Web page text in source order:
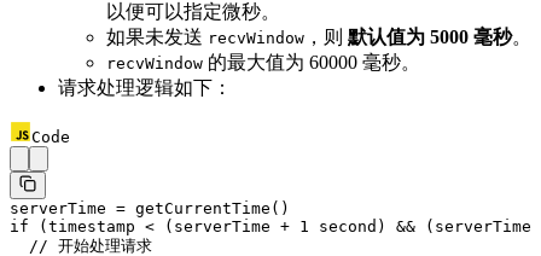
以便可以指定微秒。
如果未发送 recvWindow ，则 默认值为 5000 毫秒。
recvWindow 的最大值为 60000 毫秒。
请求处理逻辑如下：
Code
serverTime = getCurrentTime ()
if (timestamp < (serverTime + 1 second) && (serverTime
  // 开始处理请求